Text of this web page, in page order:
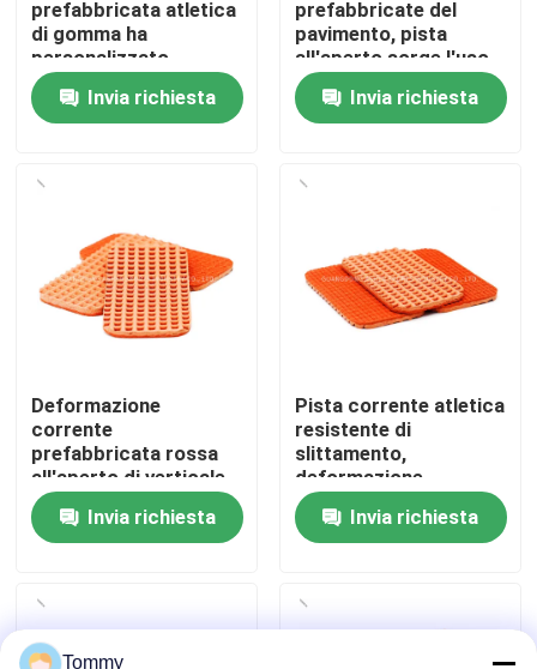
Prodotti
Video
Visita alla fabbrica
Contattaci
Notizie
Chiedi un preventivo
prefabbricata atletica
di gomma ha
personalizzato
ignifugo
Invia richiesta
prefabbricate del
pavimento, pista
all'aperto sorge l'uso
della pista
Invia richiesta
Deformazione
corrente
prefabbricata rossa
all'aperto di verticale
del materiale 1.28mm
della pistaInvia richiesta
Pista corrente atletica
resistente di
slittamento,
deformazione
corrente di gomma
della pista 1.28mm
Invia richiesta
Tommy